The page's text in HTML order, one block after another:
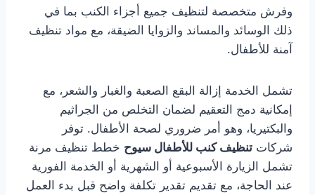
وفرش متخصصة لتنظيف جميع أجزاء الكنب بما في
ذلك الوسائد والمساند والزوايا الضيقة، مع مواد تنظيف
آمنة للأطفال.
تشمل الخدمة إزالة البقع الصعبة والغبار والشعر، مع
إمكانية دمج التعقيم لضمان التخلص من الجراثيم
والبكتيريا، وهو أمر ضروري لصحة الأطفال. توفر
شركات تنظيف كنب للأطفال سيوح خطط تنظيف مرنة
تشمل الزيارة الأسبوعية أو الشهرية أو الخدمة الفورية
عند الحاجة، مع تقديم تقدير تكلفة واضح قبل بدء العمل